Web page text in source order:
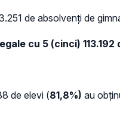
de absolvenți de
cu 5 (cinci) 113.192
de elevi (81,8%) au